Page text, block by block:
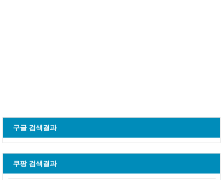
구글 검색결과
쿠팡 검색결과